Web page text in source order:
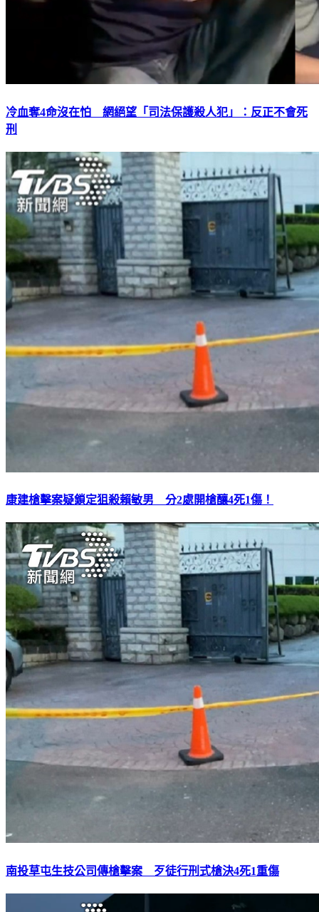
冷血奪4命沒在怕 網絕望「司法保護殺人犯」：反正不會死
刑
康建槍擊案疑鎖定狙殺賴敏男 分2處開槍釀4死1傷！
南投草屯生技公司傳槍擊案 歹徒行刑式槍決4死1重傷